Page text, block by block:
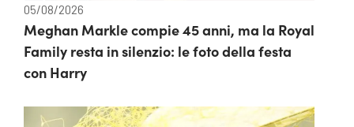
05/08/2026
Meghan Markle compie 45 anni, ma la Royal
Family resta in silenzio: le foto della festa
con Harry